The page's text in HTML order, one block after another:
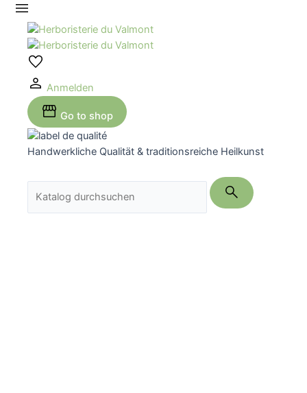
Zum
springen
Anmelden
Go to shop
Handwerkliche Qualität & traditionsreiche Heilkunst